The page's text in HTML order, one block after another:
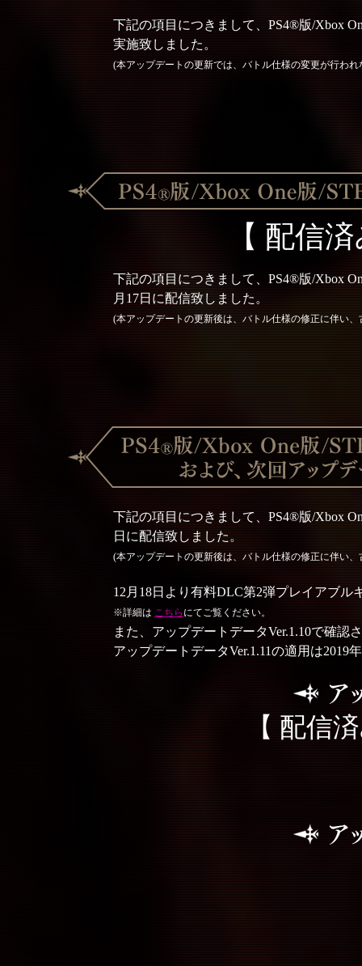
下記の項目につきまして、PS4®版/Xbox
実施致しました。
(本アップデートの更新では、バトル仕様の変更が行わ
【 配信
下記の項目につきまして、PS4®版/Xbox
月17日に配信致しました。
(本アップデートの更新後は、バトル仕様の修正に伴い
下記の項目につきまして、PS4®版/Xbox
日に配信致しました。
(本アップデートの更新後は、バトル仕様の修正に伴い
12月18日より有料DLC第2弾プレイアブル
※詳細は こちら にてご覧ください。
また、アップデートデータVer.1.10で確
アップデートデータVer.1.11の適用は2019
【 配信